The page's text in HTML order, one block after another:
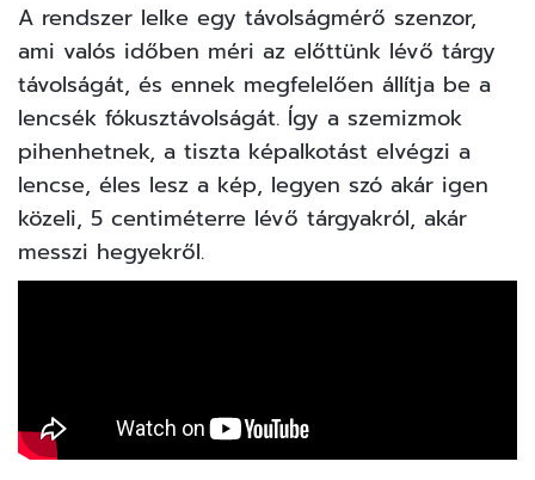
A rendszer lelke egy távolságmérő szenzor,
ami valós időben méri az előttünk lévő tárgy
távolságát, és ennek megfelelően állítja be a
lencsék fókusztávolságát. Így a szemizmok
pihenhetnek, a tiszta képalkotást elvégzi a
lencse, éles lesz a kép, legyen szó akár igen
közeli, 5 centiméterre lévő tárgyakról, akár
messzi hegyekről.